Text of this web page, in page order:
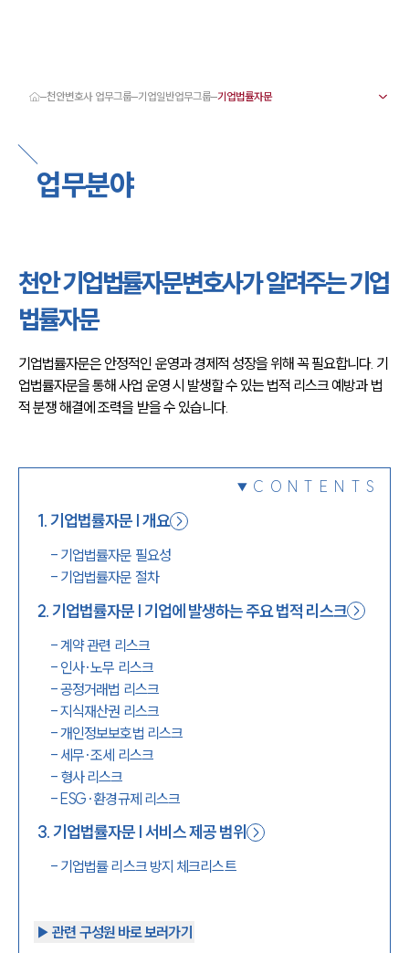
서울·대전·천안변호사
천안형사전문변호사
천안이혼전문변호사
천안학교폭력변호사
천안변호사 주요 업무사례
천안 분사무소 오시는 길
천안변호사상담 상담접수
채용정보
천안변호사 업무그룹 기업일반업무그룹
업무분야
천안 기업법률자문변호사가 알려주는 기업
법률자문
기업법률자문은 안정적인 운영과 경제적 성장을 위해 꼭 필요합니다. 기
업법률자문을 통해 사업 운영 시 발생할 수 있는 법적 리스크 예방과 법
적 분쟁 해결에 조력을 받을 수 있습니다.
CONTENTS
1.기업법률자문 | 개요
- 기업법률자문 필요성
- 기업법률자문 절차
2.기업법률자문 | 기업에 발생하는 주요 법적 리스크
-계약 관련 리스크
- 인사·노무 리스크
-공정거래법 리스크
-지식재산권 리스크
-개인정보보호법 리스크
- 세무·조세 리스크
- 형사 리스크
-ESG·환경규제 리스크
3.기업법률자문 | 서비스 제공 범위
- 기업법률 리스크 방지 체크리스트
▶︎ 관련 구성원 바로 보러가기